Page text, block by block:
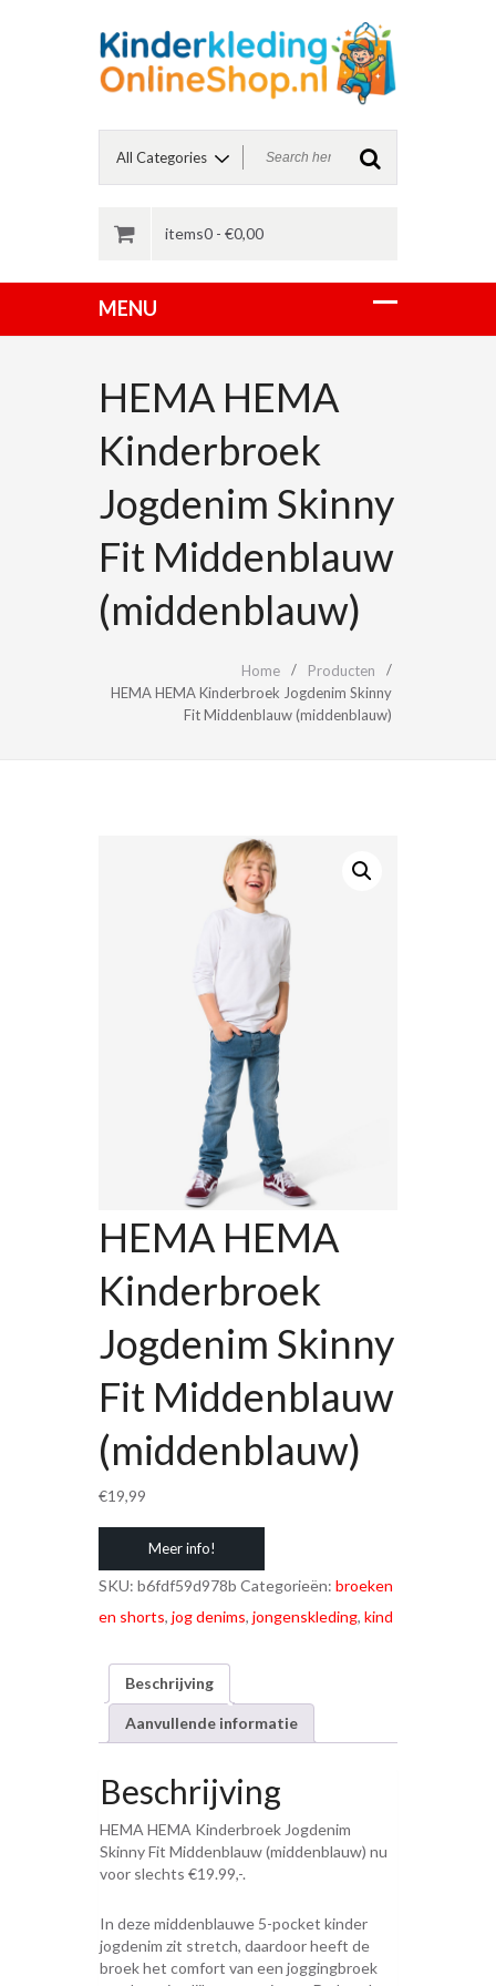
items0 - €0,00
HEMA HEMA
Kinderbroek
Jogdenim Skinny
Fit Middenblauw
(middenblauw)
Home
Producten
HEMA HEMA Kinderbroek Jogdenim Skinny
Fit Middenblauw (middenblauw)
HEMA HEMA
Kinderbroek
Jogdenim Skinny
Fit Middenblauw
(middenblauw)
€19,99
Meer info!
SKU: b6fdf59d978b Categorieën: broeken
en shorts, jog denims, jongenskleding, kind
Beschrijving
Aanvullende informatie
Beschrijving
HEMA HEMA Kinderbroek Jogdenim
Skinny Fit Middenblauw (middenblauw) nu
voor slechts €19.99,-.
In deze middenblauwe 5-pocket kinder
jogdenim zit stretch, daardoor heeft de
broek het comfort van een joggingbroek